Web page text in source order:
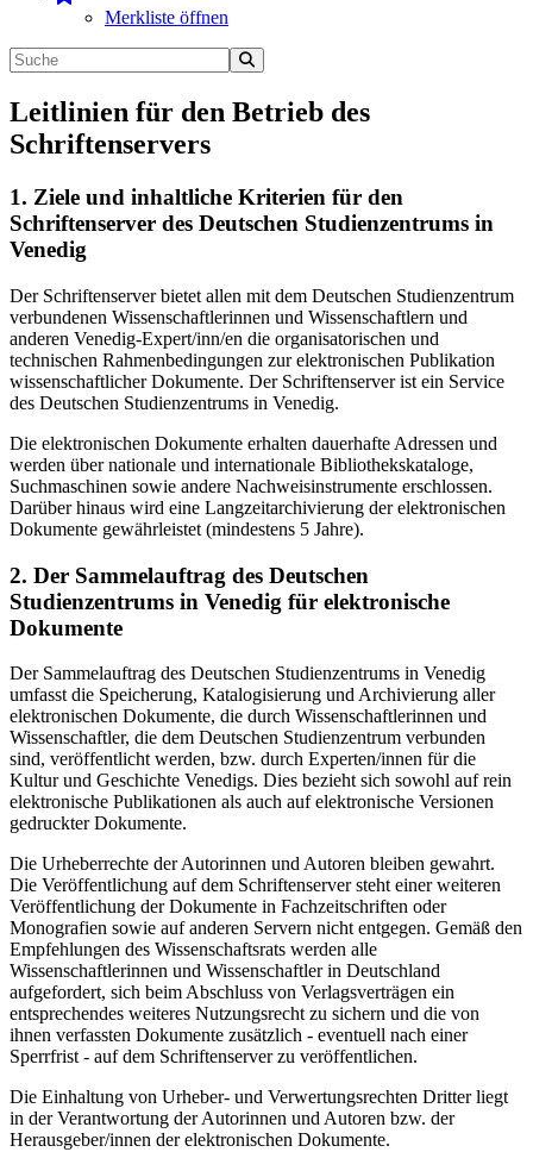
Merkliste öffnen
Leitlinien für den Betrieb des
Schriftenservers
1. Ziele und inhaltliche Kriterien für den
Schriftenserver des Deutschen Studienzentrums in
Venedig
Der Schriftenserver bietet allen mit dem Deutschen Studienzentrum
verbundenen Wissenschaftlerinnen und Wissenschaftlern und
anderen Venedig-Expert/inn/en die organisatorischen und
technischen Rahmenbedingungen zur elektronischen Publikation
wissenschaftlicher Dokumente. Der Schriftenserver ist ein Service
des Deutschen Studienzentrums in Venedig.
Die elektronischen Dokumente erhalten dauerhafte Adressen und
werden über nationale und internationale Bibliothekskataloge,
Suchmaschinen sowie andere Nachweisinstrumente erschlossen.
Darüber hinaus wird eine Langzeitarchivierung der elektronischen
Dokumente gewährleistet (mindestens 5 Jahre).
2. Der Sammelauftrag des Deutschen
Studienzentrums in Venedig für elektronische
Dokumente
Der Sammelauftrag des Deutschen Studienzentrums in Venedig
umfasst die Speicherung, Katalogisierung und Archivierung aller
elektronischen Dokumente, die durch Wissenschaftlerinnen und
Wissenschaftler, die dem Deutschen Studienzentrum verbunden
sind, veröffentlicht werden, bzw. durch Experten/innen für die
Kultur und Geschichte Venedigs. Dies bezieht sich sowohl auf rein
elektronische Publikationen als auch auf elektronische Versionen
gedruckter Dokumente.
Die Urheberrechte der Autorinnen und Autoren bleiben gewahrt.
Die Veröffentlichung auf dem Schriftenserver steht einer weiteren
Veröffentlichung der Dokumente in Fachzeitschriften oder
Monografien sowie auf anderen Servern nicht entgegen. Gemäß den
Empfehlungen des Wissenschaftsrats werden alle
Wissenschaftlerinnen und Wissenschaftler in Deutschland
aufgefordert, sich beim Abschluss von Verlagsverträgen ein
entsprechendes weiteres Nutzungsrecht zu sichern und die von
ihnen verfassten Dokumente zusätzlich - eventuell nach einer
Sperrfrist - auf dem Schriftenserver zu veröffentlichen.
Die Einhaltung von Urheber- und Verwertungsrechten Dritter liegt
in der Verantwortung der Autorinnen und Autoren bzw. der
Herausgeber/innen der elektronischen Dokumente.